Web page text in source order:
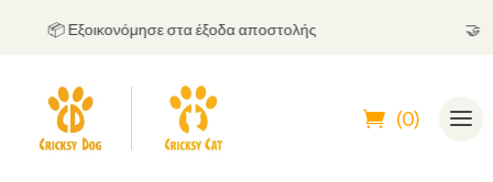
📦 Εξοικονόμησε στα έξοδα αποστολής
(0)